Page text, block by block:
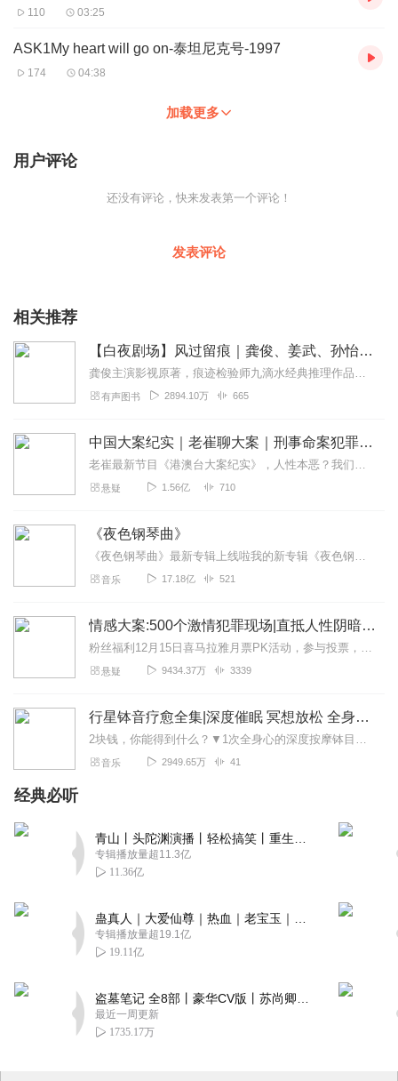
110 03:25
ASK1My heart will go on-泰坦尼克号-1997
174 04:38
加载更多
用户评论
还没有评论，快来发表第一个评论！
发表评论
相关推荐
【白夜剧场】风过留痕｜龚俊、姜武、孙怡主演影视原著《尸案调查科》有声剧|全7册| 痕迹检验师九滴水经典推理作品 | 多播爆款重制 | 绝密凶杀档案 | 真实凶案现场 | 技术流推理断案 | 法医秦明、
龚俊主演影视原著，痕迹检验师九滴水经典推理作品全新修订文本，爆款重制精品多人剧版本，法医秦明、雷米、蜘蛛联袂推荐！尸案现场技术控VS变态凶手，刑事科学技术室...
有声图书 2894.10万 665
中国大案纪实｜老崔聊大案｜刑事命案犯罪现场
老崔最新节目《港澳台大案纪实》，人性本恶？我们与恶的距离究竟有多远【内容简介】“中国大案纪实-大案角度普法-老崔探案刑侦破案”，打击罪恶，不论是杀人还是放火...
悬疑 1.56亿 710
《夜色钢琴曲》
《夜色钢琴曲》最新专辑上线啦我的新专辑《夜色钢琴曲最新专辑》（点击跳转）已经上线，新专辑是《夜色钢琴曲》的升级版，我精选了诸多经典原创作品与大家分享，愿未来...
音乐 17.18亿 521
情感大案:500个激情犯罪现场|直抵人性阴暗面|尚文大案纪实
粉丝福利12月15日喜马拉雅月票PK活动，参与投票，有幸可得喜马拉雅VIP季卡1张！点此进入活动页面中国特大情杀案件，国内近5年真实命案改编阴谋的情催生魔、...
悬疑 9434.37万 3339
行星钵音疗愈全集|深度催眠 冥想放松 全身心深度按摩
2块钱，你能得到什么？▼1次全身心的深度按摩钵目前已广泛地被应用于美容Spa和按摩养生馆的疗程中，许多疗愈师使用铜钵在身体上，发现5分钟铜钵按摩的深度放松，效...
音乐 2949.65万 41
经典必听
专辑播放量超11.3亿
11.36亿
专辑播放量超19.1亿
19.11亿
最近一周更新
1735.17万